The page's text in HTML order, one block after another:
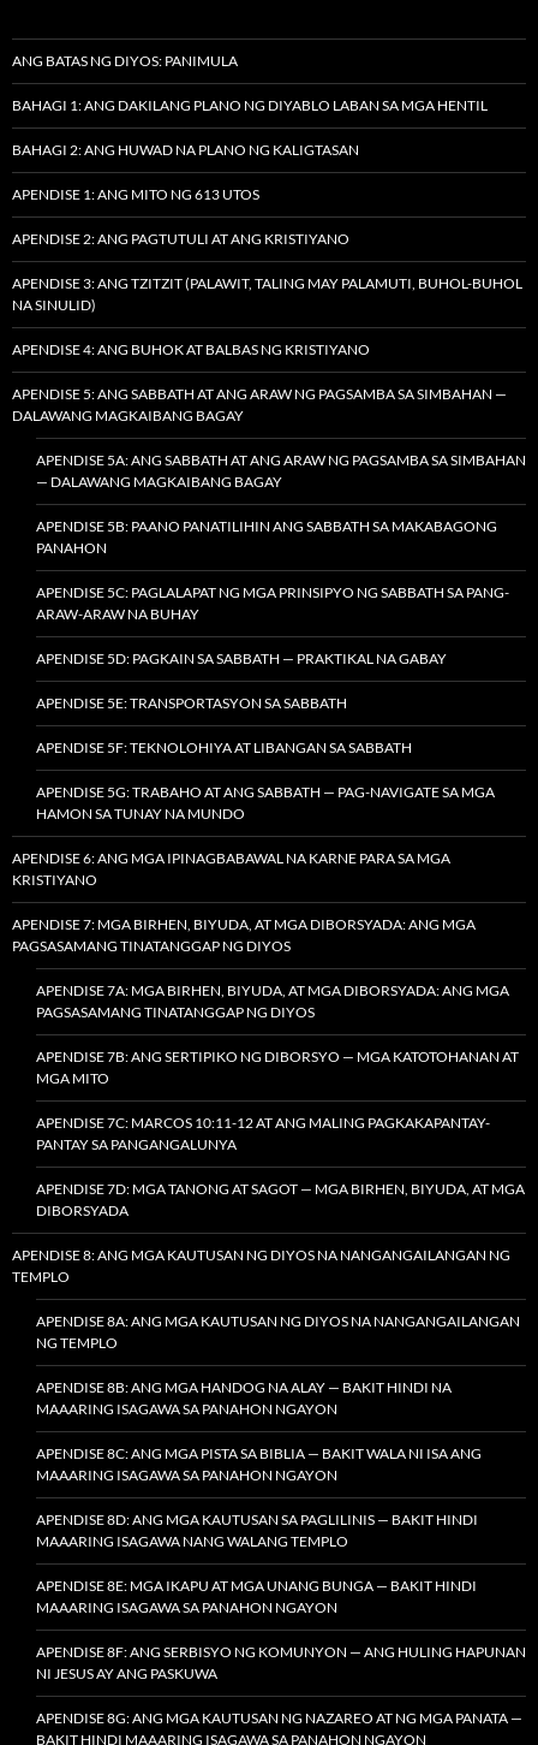
ANG BATAS NG DIYOS: PANIMULA
BAHAGI 1: ANG DAKILANG PLANO NG DIYABLO LABAN SA MGA HENTIL
BAHAGI 2: ANG HUWAD NA PLANO NG KALIGTASAN
APENDISE 1: ANG MITO NG 613 UTOS
APENDISE 2: ANG PAGTUTULI AT ANG KRISTIYANO
APENDISE 3: ANG TZITZIT (PALAWIT, TALING MAY PALAMUTI, BUHOL-BUHOL
NA SINULID)
APENDISE 4: ANG BUHOK AT BALBAS NG KRISTIYANO
APENDISE 5: ANG SABBATH AT ANG ARAW NG PAGSAMBA SA SIMBAHAN —
DALAWANG MAGKAIBANG BAGAY
APENDISE 5A: ANG SABBATH AT ANG ARAW NG PAGSAMBA SA SIMBAHAN
— DALAWANG MAGKAIBANG BAGAY
APENDISE 5B: PAANO PANATILIHIN ANG SABBATH SA MAKABAGONG
PANAHON
APENDISE 5C: PAGLALAPAT NG MGA PRINSIPYO NG SABBATH SA PANG-
ARAW-ARAW NA BUHAY
APENDISE 5D: PAGKAIN SA SABBATH — PRAKTIKAL NA GABAY
APENDISE 5E: TRANSPORTASYON SA SABBATH
APENDISE 5F: TEKNOLOHIYA AT LIBANGAN SA SABBATH
APENDISE 5G: TRABAHO AT ANG SABBATH — PAG-NAVIGATE SA MGA
HAMON SA TUNAY NA MUNDO
APENDISE 6: ANG MGA IPINAGBABAWAL NA KARNE PARA SA MGA
KRISTIYANO
APENDISE 7: MGA BIRHEN, BIYUDA, AT MGA DIBORSYADA: ANG MGA
PAGSASAMANG TINATANGGAP NG DIYOS
APENDISE 7A: MGA BIRHEN, BIYUDA, AT MGA DIBORSYADA: ANG MGA
PAGSASAMANG TINATANGGAP NG DIYOS
APENDISE 7B: ANG SERTIPIKO NG DIBORSYO — MGA KATOTOHANAN AT
MGA MITO
APENDISE 7C: MARCOS 10:11-12 AT ANG MALING PAGKAKAPANTAY-
PANTAY SA PANGANGALUNYA
APENDISE 7D: MGA TANONG AT SAGOT — MGA BIRHEN, BIYUDA, AT MGA
DIBORSYADA
APENDISE 8: ANG MGA KAUTUSAN NG DIYOS NA NANGANGAILANGAN NG
TEMPLO
APENDISE 8A: ANG MGA KAUTUSAN NG DIYOS NA NANGANGAILANGAN
NG TEMPLO
APENDISE 8B: ANG MGA HANDOG NA ALAY — BAKIT HINDI NA
MAAARING ISAGAWA SA PANAHON NGAYON
APENDISE 8C: ANG MGA PISTA SA BIBLIA — BAKIT WALA NI ISA ANG
MAAARING ISAGAWA SA PANAHON NGAYON
APENDISE 8D: ANG MGA KAUTUSAN SA PAGLILINIS — BAKIT HINDI
MAAARING ISAGAWA NANG WALANG TEMPLO
APENDISE 8E: MGA IKAPU AT MGA UNANG BUNGA — BAKIT HINDI
MAAARING ISAGAWA SA PANAHON NGAYON
APENDISE 8F: ANG SERBISYO NG KOMUNYON — ANG HULING HAPUNAN
NI JESUS AY ANG PASKUWA
APENDISE 8G: ANG MGA KAUTUSAN NG NAZAREO AT NG MGA PANATA —
BAKIT HINDI MAAARING ISAGAWA SA PANAHON NGAYON